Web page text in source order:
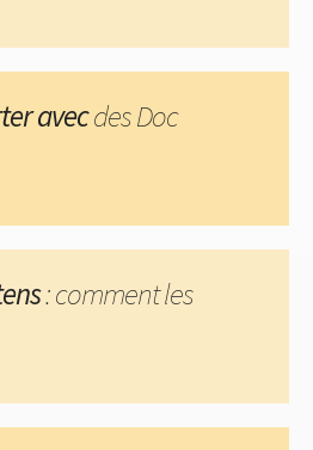
avecdes Doc
: comment les